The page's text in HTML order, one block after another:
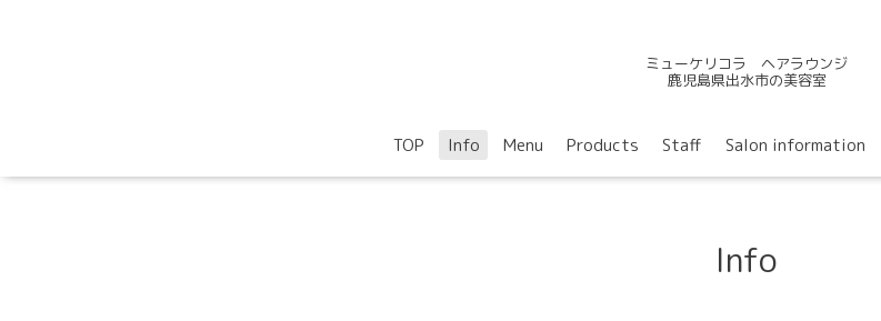
ミューケリコラ ヘアラウンジ
鹿児島県出水市の美容室
TOP Info Menu Products Staff Salon information
Info